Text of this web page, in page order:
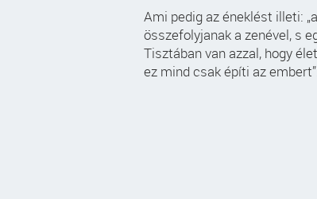
Ami pedig az éneklést illeti:
összefolyjanak a zenével, s
Tisztában van azzal, hogy
ez mind csak építi az